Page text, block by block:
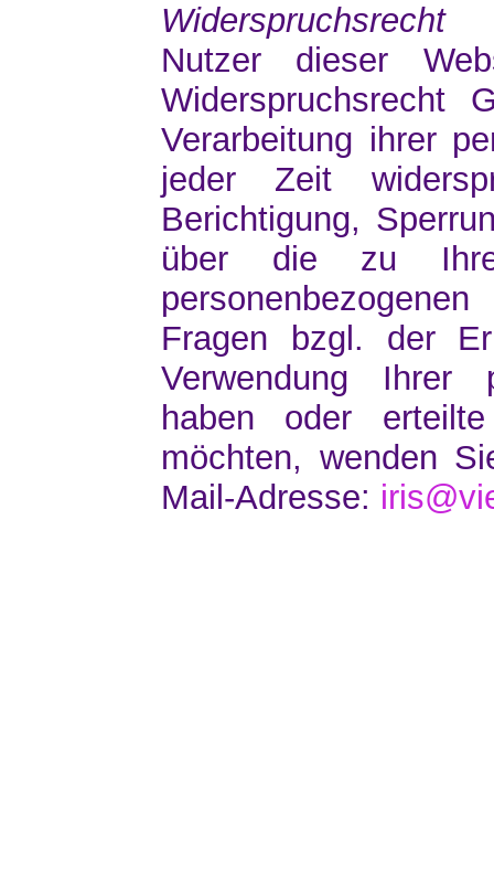
Widerspruchsrecht
Nutzer dieser
Widerspruchsrecht
Verarbeitung ihrer
jeder Zeit
Berichtigung,
über die zu
Fragen bzgl. der
Verwendung Ihrer
haben oder
möchten, wenden
Mail-Adresse: